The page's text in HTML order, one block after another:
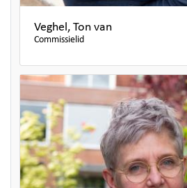
Veghel, Ton van
Commissielid